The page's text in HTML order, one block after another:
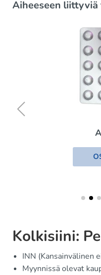
Aiheeseen
Kolkisiini:
INN (Kansainvälinen
Myynnissä olevat